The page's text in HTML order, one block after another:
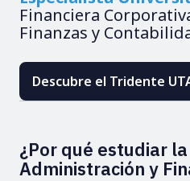
Financiera
Finanzas y
Descubre el Tridente
¿Por qué estudiar la
Administración y